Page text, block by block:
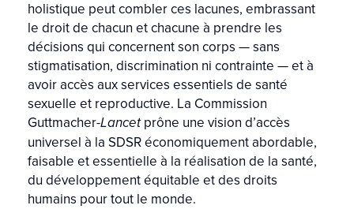
holistique peut combler ces lacunes, embrassant
le droit de chacun et chacune à prendre les
décisions qui concernent son corps — sans
stigmatisation, discrimination ni contrainte — et à
avoir accès aux services essentiels de santé
sexuelle et reproductive. La Commission
Guttmacher-Lancetprône une vision d’accès
universel à la SDSR économiquement abordable,
faisable et essentielle à la réalisation de la santé,
du développement équitable et des droits
humains pour tout le monde.